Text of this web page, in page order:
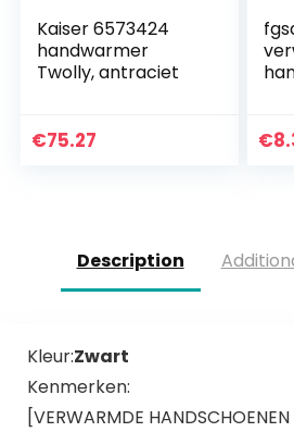
Kaiser 6573424
handwarmer
Twolly, antraciet
€75.27 €
Description
Kleur:Zwart
Kenmerken:
[VERWARMDE